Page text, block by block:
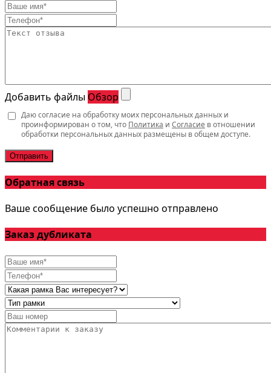
Добавить файлы Обзор
Даю согласие на обработку моих персональных данных и
проинформирован о том, что Политика и Согласие в отношении
обработки персональных данных размещены в общем доступе.
Отправить
Обратная связь
Ваше сообщение было успешно отправлено
Заказ дубликата